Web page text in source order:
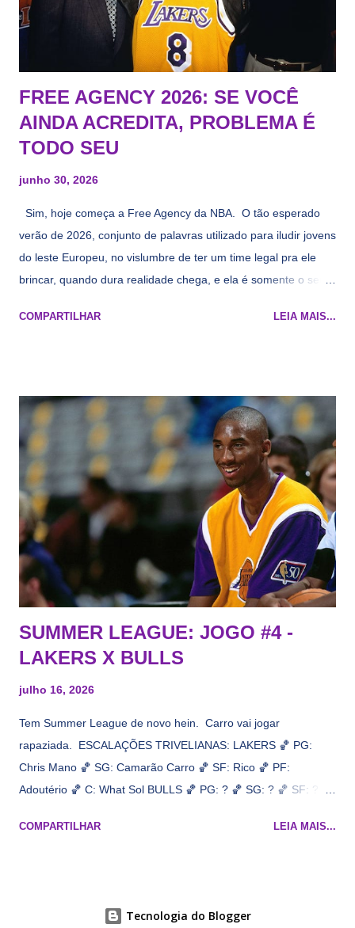
FREE AGENCY 2026: SE VOCÊ
AINDA ACREDITA, PROBLEMA É
TODO SEU
junho 30, 2026
Sim, hoje começa a Free Agency da NBA. O tão esperado
verão de 2026, conjunto de palavras utilizado para iludir jovens
do leste Europeu, no vislumbre de ter um time legal pra ele
brincar, quando dura realidade chega, e ela é somente o seu
cara de decrépito, mas que aparentemente ainda é jovem.
vezes a gente esquece mesmo. Então, como diria o Marcelo
Tas no Telecurso 2000 , É HORA DA REVISÃO! Ah, e quase
todos esses nomes foram linkados ao Lakers. Se de fato há o
interesse, não importa, o nosso compromisso é sempre com a
informação, a veracidade vem depois. E do Lakers hein? Até
agora nada de Ruim Hachaomuro (dizem que Nets tem
interesse) e LeBrão James - esse sendo assediado pelo
Draymond Green enquanto chora pro Cavs contrat...
COMPARTILHAR LEIA MAIS...
SUMMER LEAGUE: JOGO #4 -
LAKERS X BULLS
julho 16, 2026
Tem Summer League de novo hein. Carro vai jogar
rapaziada. ESCALAÇÕES TRIVELIANAS: LAKERS 🏀 PG:
Chris Mano 🏀 SG: Camarão Carro 🏀 SF: Rico 🏀 PF:
Adoutério 🏀 C: What Sol BULLS 🏀 PG: ? 🏀 SG: ? 🏀 SF: ? 🏀
19h00 Local: Las Vegas Transmissão: NBA League Pass,
COMPARTILHAR LEIA MAIS...
Tecnologia do Blogger